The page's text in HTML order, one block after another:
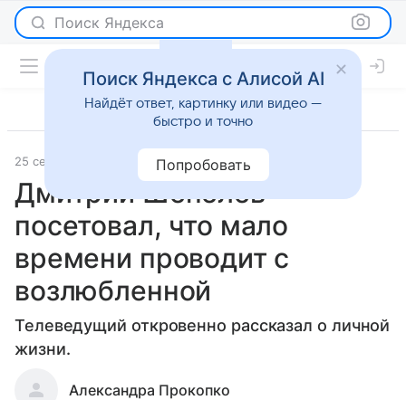
Поиск Яндекса
25 сентября 2019 Светская жизнь
Дмитрий Шепелев
посетовал, что мало
времени проводит с
возлюбленной
Телеведущий откровенно рассказал о личной
жизни.
Александра Прокопко
Поиск Яндекса с Алисой AI
Найдёт ответ, картинку или видео —
быстро и точно
Попробовать